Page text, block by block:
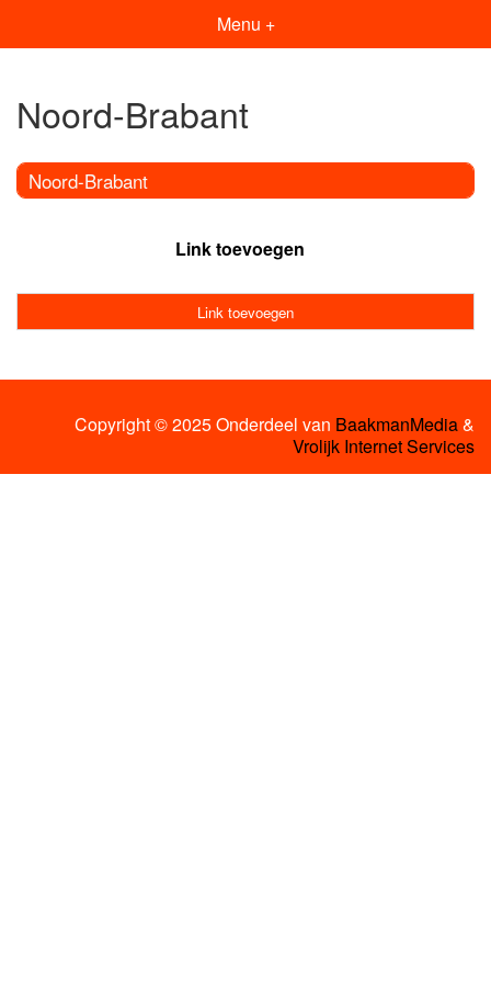
Menu +
Noord-Brabant
Noord-Brabant
Link toevoegen
Link toevoegen
Copyright © 2025 Onderdeel van BaakmanMedia&
Vrolijk Internet Services